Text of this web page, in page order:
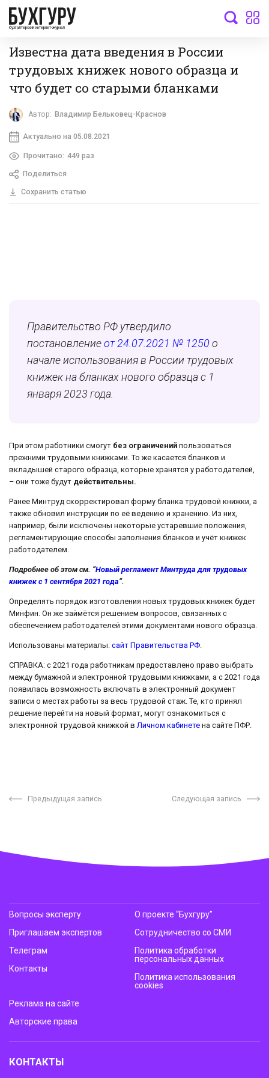
бухгалтерский интернет-журнал
Известна дата введения в России
трудовых книжек нового образца и
что будет со старыми бланками
Автор: Владимир Бельковец-Краснов
Актуально на 05.08.2021
Прочитано: 449 раз
Поделиться
Сохранить статью
Правительство РФ утвердило
постановлениеот 24.07.2021 № 1250о
начале использования в России трудовых
книжек на бланках нового образца с 1
января 2023 года.
При этом работники смогут без ограничений пользоваться
прежними трудовыми книжками. То же касается бланков и
вкладышей старого образца, которые хранятся у работодателей,
– они тоже будут действительны.
Ранее Минтруд скорректировал форму бланка трудовой книжки, а
также обновил инструкции по её ведению и хранению. Из них,
например, были исключены некоторые устаревшие положения,
регламентирующие способы заполнения бланков и учёт книжек
работодателем.
Подробнее об этом см. “Новый регламент Минтруда для трудовых
книжек с 1 сентября 2021 года“.
Определять порядок изготовления новых трудовых книжек будет
Минфин. Он же займётся решением вопросов, связанных с
обеспечением работодателей этими документами нового образца.
Использованы материалы: сайт Правительства РФ
СПРАВКА: с 2021 года работникам предоставлено право выбрать
между бумажной и электронной трудовыми книжками, а с 2021 года
появилась возможность включать в электронный документ
записи о местах работы за весь трудовой стаж. Те, кто принял
решение перейти на новый формат, могут ознакомиться с
электронной трудовой книжкой в Личном кабинете на сайте ПФР.
Предыдущая запись Следующая запись
Вопросы эксперту
Приглашаем экспертов
Телеграм
Контакты
О проекте “Бухгуру”
Сотрудничество со СМИ
Политика обработки
персональных данных
Политика использования
cookies
Реклама на сайте
Авторские права
КОНТАКТЫ